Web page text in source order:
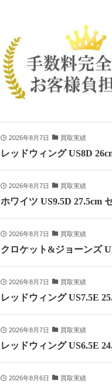
2026年8月7日 買取実績
レッドウィング US8D
2026年8月7日 買取実績
ホワイツ US9.5D 27.5cm
2026年8月7日 買取実績
クロケット&ジョーンズ
2026年8月7日 買取実績
レッドウィング US7.5E
2026年8月7日 買取実績
レッドウィング US6.5E
2026年8月6日 買取実績